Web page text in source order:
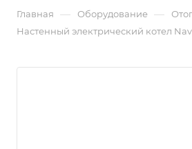
Главная — Оборудование —
Настенный электрический котел